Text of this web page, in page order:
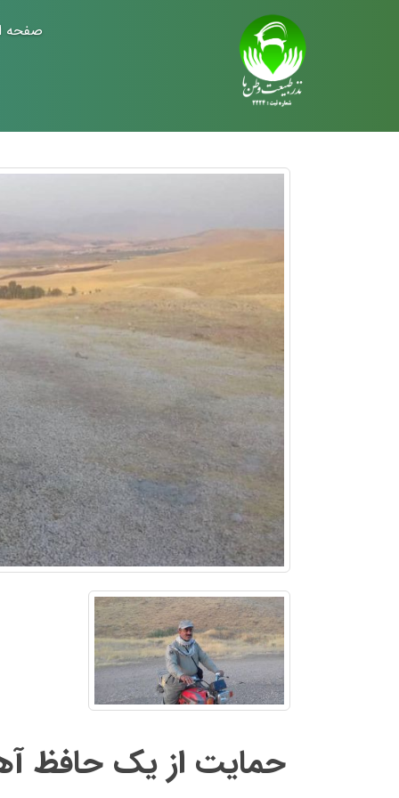
صفحه
حمایت از یک حافظ